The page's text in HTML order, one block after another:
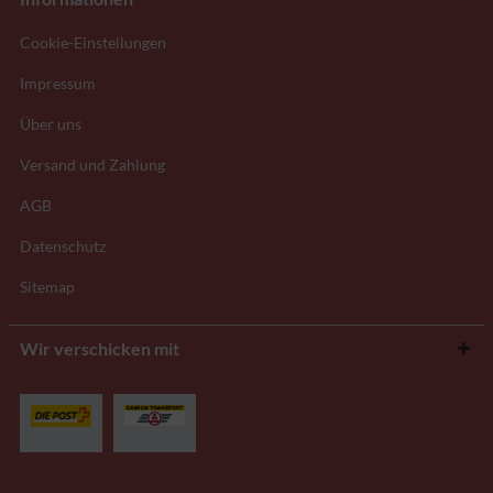
Cookie-Einstellungen
Impressum
Über uns
Versand und Zahlung
AGB
Datenschutz
Sitemap
Wir verschicken mit